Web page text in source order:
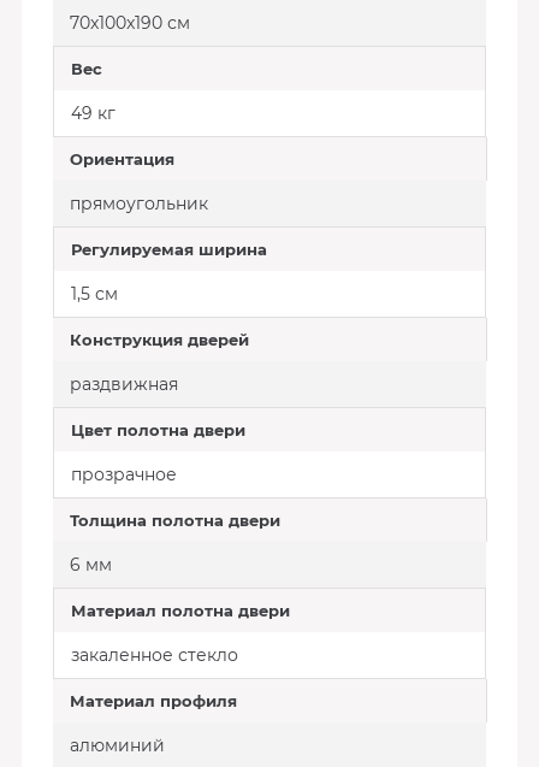
70x100x190 см
Вес
49 кг
Ориентация
прямоугольник
Регулируемая ширина
1,5 см
Конструкция дверей
раздвижная
Цвет полотна двери
прозрачное
Толщина полотна двери
6 мм
Материал полотна двери
закаленное стекло
Материал профиля
алюминий